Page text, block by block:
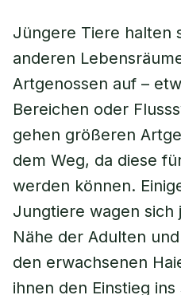
Jüngere Tiere halten
anderen
Artgenossen auf –
Bereichen oder
gehen größeren
dem Weg, da diese
werden können.
Jungtiere wagen sich
Nähe der Adulten
den erwachsenen
ihnen den Einstieg